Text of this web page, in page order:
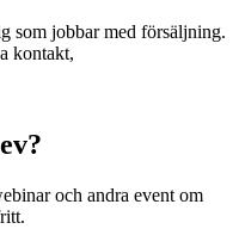
som jobbar med försäljning.
kontakt,
och andra event om